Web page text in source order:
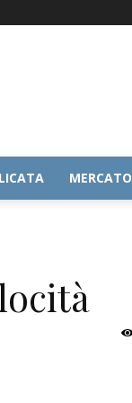
MERCATO